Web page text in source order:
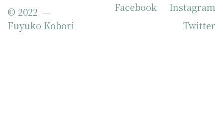
Facebook
Instagram
Twitter
© 2022 —
Fuyuko Kobori